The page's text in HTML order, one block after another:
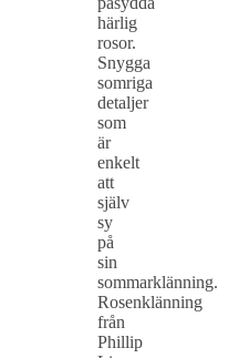
härlig
rosor.
Snygga
somriga
detaljer
som
är
enkelt
att
själv
sy
på
sin
sommarklänning.
Rosenklänning
från
Phillip